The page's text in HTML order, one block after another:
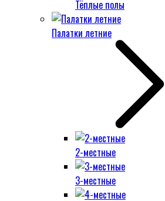
Тёплые полы
Палатки летние
2-местные
3-местные